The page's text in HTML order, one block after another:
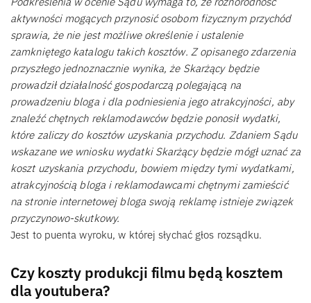
aktywności mogących przynosić osobom fizycznym przychód
sprawia, że nie jest możliwe określenie i ustalenie
zamkniętego katalogu takich kosztów. Z opisanego zdarzenia
przyszłego jednoznacznie wynika, że Skarżący będzie
prowadził działalność gospodarczą polegającą na
prowadzeniu bloga i dla podniesienia jego atrakcyjności, aby
znaleźć chętnych reklamodawców będzie ponosił wydatki,
które zaliczy do kosztów uzyskania przychodu. Zdaniem Sądu
wskazane we wniosku wydatki Skarżący będzie mógł uznać za
koszt uzyskania przychodu, bowiem między tymi wydatkami,
atrakcyjnością bloga i reklamodawcami chętnymi zamieścić
na stronie internetowej bloga swoją reklamę istnieje związek
przyczynowo-skutkowy.
Jest to puenta wyroku, w której słychać głos rozsądku.
Czy koszty produkcji filmu będą kosztem
dla youtubera?